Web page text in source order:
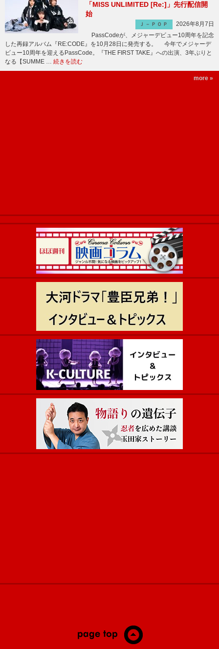
「MISS UNLIMITED [Re:]」先行配信開
始
Ｊ－ＰＯＰ
2026年8月7日
PassCodeが、メジャーデビュー10周年を記念
した再録アルバム『RE:CODE』を10月28日に発売する。 今年でメジャーデ
ビュー10周年を迎えるPassCode。『THE FIRST TAKE』への出演、3年ぶりと
なる【SUMME … 続きを読む
more »